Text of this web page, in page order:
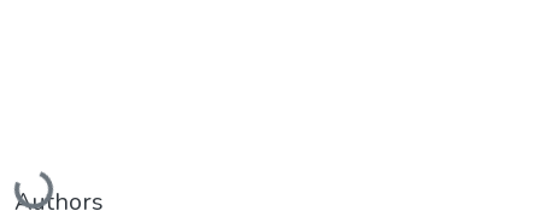
Cargando...
Authors